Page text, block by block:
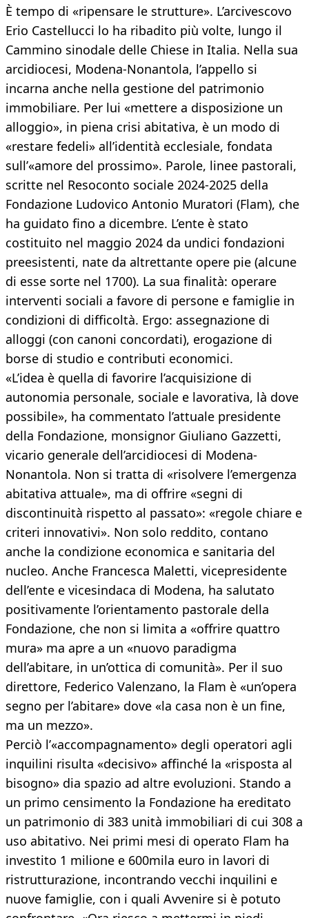
È tempo di «ripensare le strutture». L’arcivescovo
Erio Castellucci lo ha ribadito più volte, lungo il
Cammino sinodale delle Chiese in Italia. Nella sua
arcidiocesi, Modena-Nonantola, l’appello si
incarna anche nella gestione del patrimonio
immobiliare. Per lui «mettere a disposizione un
alloggio», in piena crisi abitativa, è un modo di
«restare fedeli» all’identità ecclesiale, fondata
sull’«amore del prossimo». Parole, linee pastorali,
scritte nel Resoconto sociale 2024-2025 della
Fondazione Ludovico Antonio Muratori (Flam), che
ha guidato fino a dicembre. L’ente è stato
costituito nel maggio 2024 da undici fondazioni
preesistenti, nate da altrettante opere pie (alcune
di esse sorte nel 1700). La sua finalità: operare
interventi sociali a favore di persone e famiglie in
condizioni di difficoltà. Ergo: assegnazione di
alloggi (con canoni concordati), erogazione di
borse di studio e contributi economici.
«L’idea è quella di favorire l’acquisizione di
autonomia personale, sociale e lavorativa, là dove
possibile», ha commentato l’attuale presidente
della Fondazione, monsignor Giuliano Gazzetti,
vicario generale dell’arcidiocesi di Modena-
Nonantola. Non si tratta di «risolvere l’emergenza
abitativa attuale», ma di offrire «segni di
discontinuità rispetto al passato»: «regole chiare e
criteri innovativi». Non solo reddito, contano
anche la condizione economica e sanitaria del
nucleo. Anche Francesca Maletti, vicepresidente
dell’ente e vicesindaca di Modena, ha salutato
positivamente l’orientamento pastorale della
Fondazione, che non si limita a «offrire quattro
mura» ma apre a un «nuovo paradigma
dell’abitare, in un’ottica di comunità». Per il suo
direttore, Federico Valenzano, la Flam è «un’opera
segno per l’abitare» dove «la casa non è un fine,
ma un mezzo».
Perciò l’«accompagnamento» degli operatori agli
inquilini risulta «decisivo» affinché la «risposta al
bisogno» dia spazio ad altre evoluzioni. Stando a
un primo censimento la Fondazione ha ereditato
un patrimonio di 383 unità immobiliari di cui 308 a
uso abitativo. Nei primi mesi di operato Flam ha
investito 1 milione e 600mila euro in lavori di
ristrutturazione, incontrando vecchi inquilini e
nuove famiglie, con i quali Avvenire si è potuto